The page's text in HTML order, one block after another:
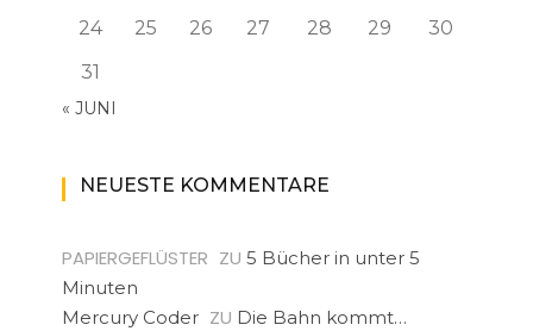
24
25 26 27 28 29
30
31
« JUNI
NEUESTE KOMMENTARE
PAPIERGEFLÜSTER ZU 5 Bücher in unter 5
Minuten
Mercury Coder ZU Die Bahn kommt…